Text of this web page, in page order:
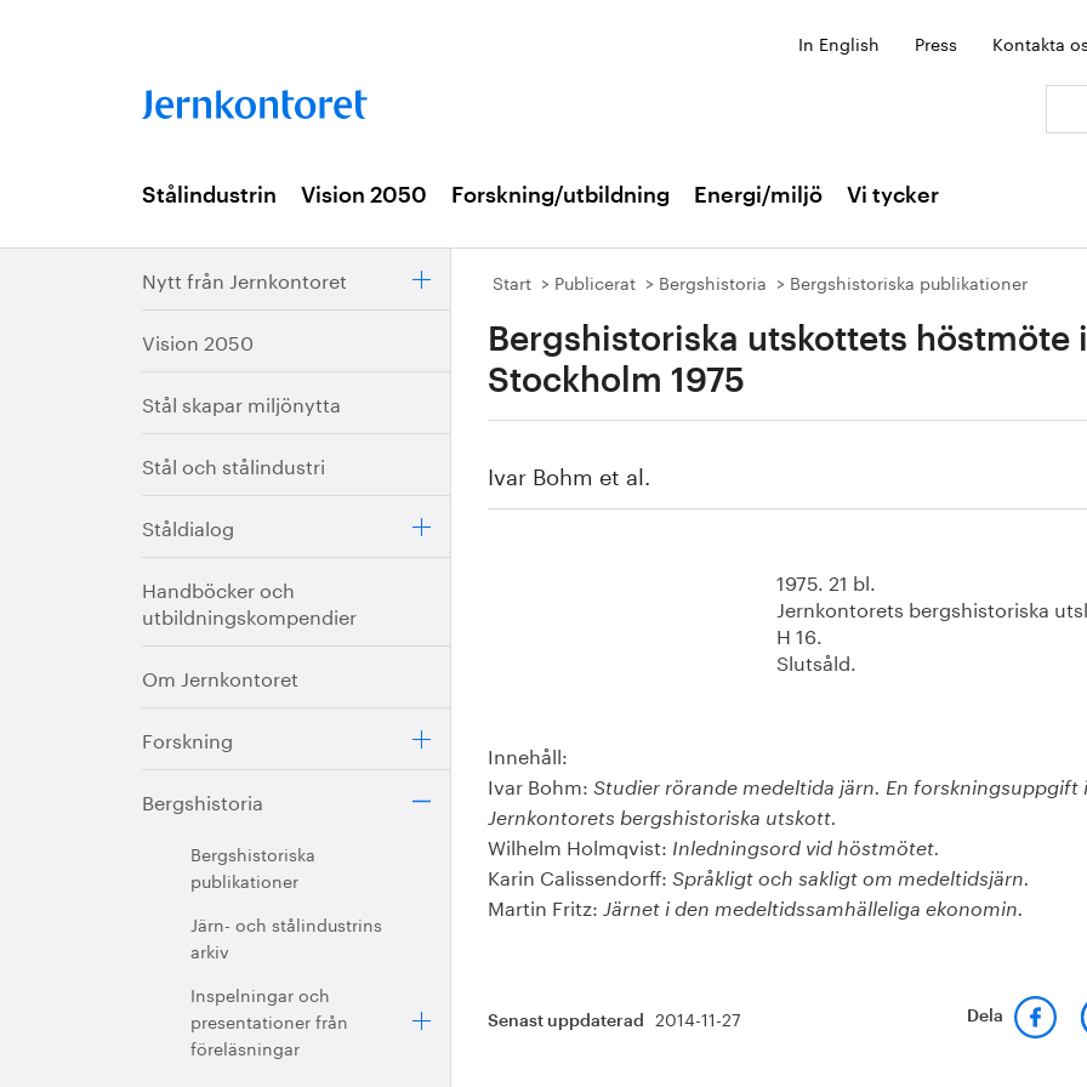
In English Press Kontakta
Stålindustrin Vision 2050 Forskning/utbildning Energi/miljö Vi tycker
Nytt från Jernkontoret
Vision 2050
Stål skapar miljönytta
Stål och stålindustri
Ståldialog
Handböcker och
utbildningskompendier
Om Jernkontoret
Forskning
Bergshistoria
Bergshistoriska
publikationer
Järn- och stålindustrins
arkiv
Inspelningar och
presentationer från
föreläsningar
Start Publicerat Bergshistoria Bergshistoriska publikationer
Bergshistoriska utskottets höstmöte i
Stockholm 1975
Ivar Bohm et al.
1975. 21 bl.
Jernkontorets bergshistoriska
H 16.
Slutsåld.
Innehåll:
Ivar Bohm: Studier rörande medeltida järn. En forskningsuppgift i
Jernkontorets bergshistoriska utskott.
Wilhelm Holmqvist: Inledningsord vid höstmötet.
Karin Calissendorff: Språkligt och sakligt om medeltidsjärn.
Martin Fritz: Järnet i den medeltidssamhälleliga ekonomin.
Senast uppdaterad 2014-11-27 Dela